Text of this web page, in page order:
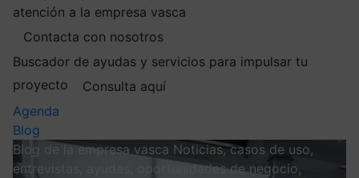
atención a la empresa vasca
Contacta con nosotros
Buscador de ayudas y servicios para impulsar tu
proyecto
Consulta aquí
Agenda
Blog
Blog de la empresa vasca Noticias, casos de uso,
entrevistas, ayudas, oportunidades de negocio,